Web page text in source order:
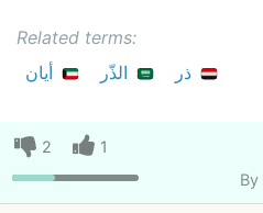
Related terms:
أيان
الذّر ذر
2
1
By